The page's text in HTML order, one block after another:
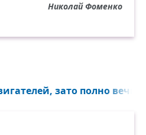
Николай Фоменко
зато полно